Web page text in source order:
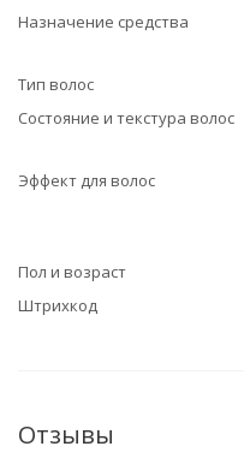
Назначение средства
Тип волос
Состояние и текстура волос
Эффект для волос
Пол и возраст
Штрихкод
Отзывы